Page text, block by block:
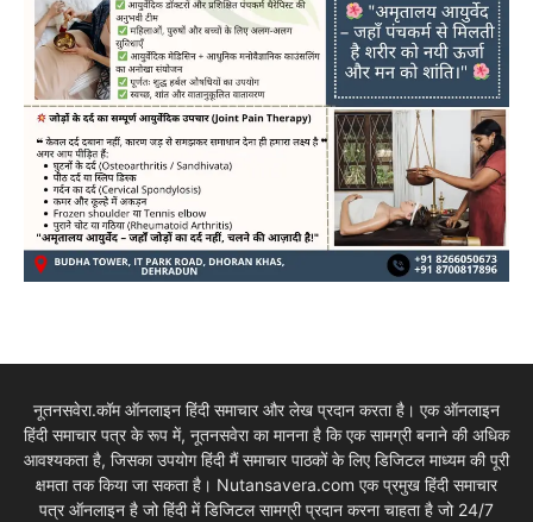
नूतनसवेरा.कॉम ऑनलाइन हिंदी समाचार और लेख प्रदान करता है। एक ऑनलाइन
हिंदी समाचार पत्र के रूप में, नूतनसवेरा का मानना है कि एक सामग्री बनाने की अधिक
आवश्यकता है, जिसका उपयोग हिंदी मैं समाचार पाठकों के लिए डिजिटल माध्यम की पूरी
क्षमता तक किया जा सकता है। Nutansavera.com एक प्रमुख हिंदी समाचार
पत्र ऑनलाइन है जो हिंदी में डिजिटल सामग्री प्रदान करना चाहता है जो 24/7